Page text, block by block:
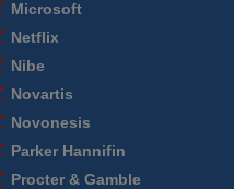
Microsoft
Netflix
Nibe
Novartis
Novonesis
Parker Hannifin
Procter & Gamble